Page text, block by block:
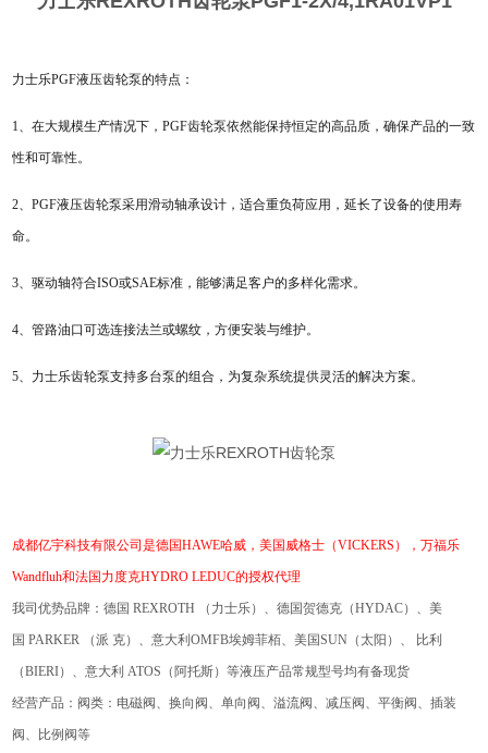
力士乐PGF液压齿轮泵的特点：
1、在大规模生产情况下，PGF齿轮泵依然能保持恒定的高品质，确保产品的一致
性和可靠性。
2、PGF液压齿轮泵采用滑动轴承设计，适合重负荷应用，延长了设备的使用寿
命。
3、驱动轴符合ISO或SAE标准，能够满足客户的多样化需求。
4、管路油口可选连接法兰或螺纹，方便安装与维护。
5、力士乐齿轮泵支持多台泵的组合，为复杂系统提供灵活的解决方案。
成都亿宇科技有限公司是德国HAWE哈威 ，美国威格士（VICKERS），万福乐
Wandfluh和法国力度克HYDRO LEDUC的授权代理
我司优势品牌：德国 REXROTH （力士乐）、德国贺德克（HYDAC）、美
国 PARKER （派 克）、意大利OMFB埃姆菲栢、美国SUN （太阳）、 比利
（BIERI）、意大利 ATOS （阿托斯）等液压产品常规型号均有备现货
经营产品：阀类：电磁阀、换向阀、单向阀、溢流阀、减压阀、平衡阀、插装
阀、比例阀等